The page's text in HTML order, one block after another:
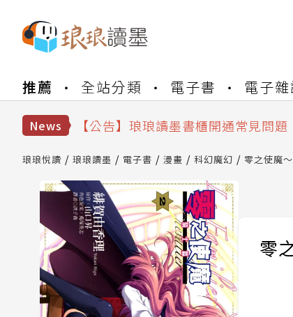
推薦 全站分類 電子書 電子雜
News
【公告】琅琅讀墨數位閱讀資產合
【公告】琅琅讀墨 3 分鐘完成書櫃
【公告】琅琅讀墨數位閱讀資產合併
琅琅悅讀 琅琅讀墨 電子書 漫畫 科幻魔幻 零之使魔
零